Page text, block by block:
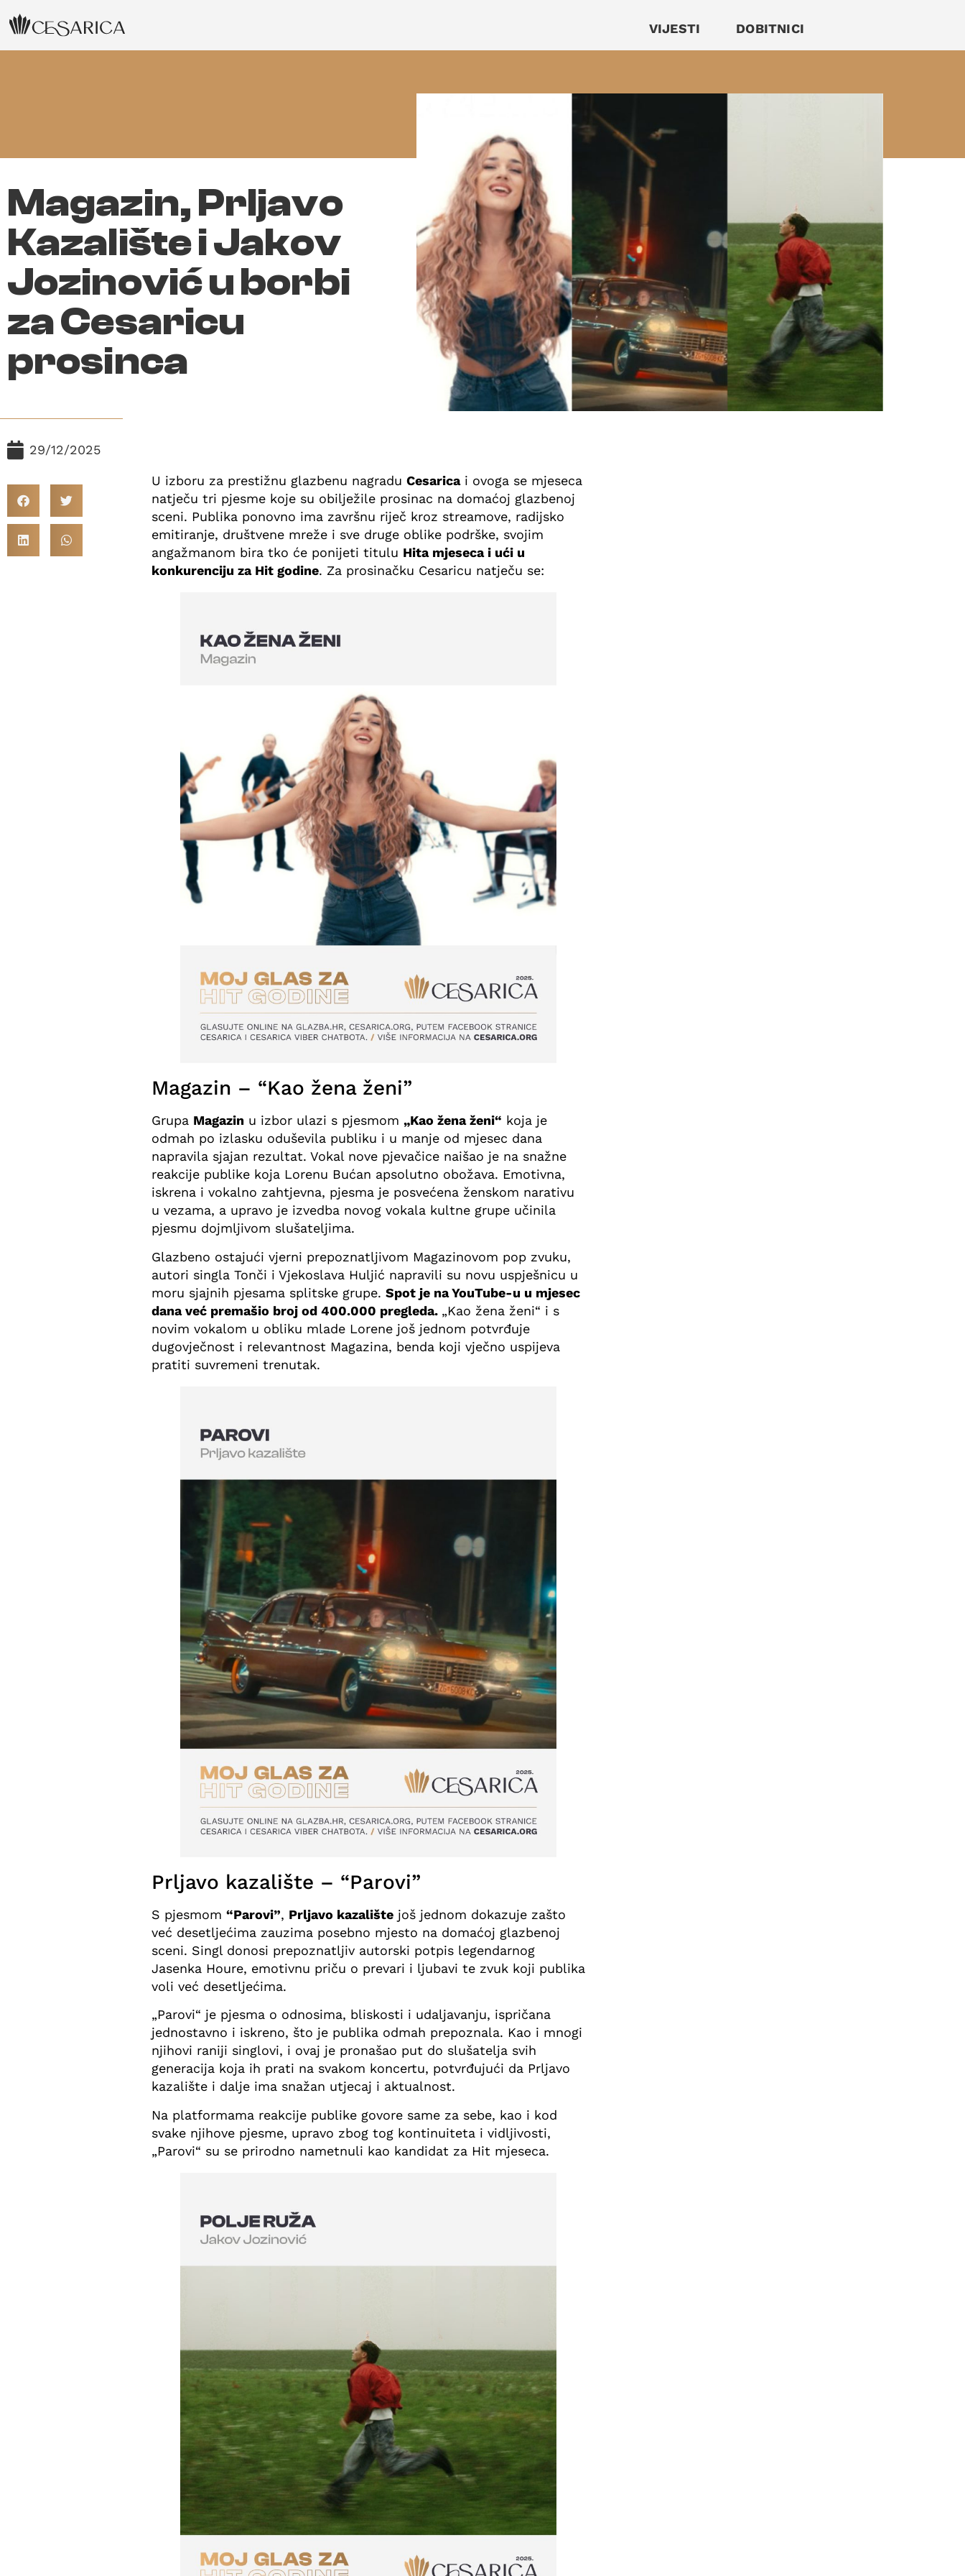
VIJESTI DOBITNICI
Magazin, Prljavo
Kazalište i Jakov
Jozinović u borbi
za Cesaricu
prosinca
29/12/2025
U izboru za prestižnu glazbenu nagradu Cesaricai ovoga se mjeseca
natječu tri pjesme koje su obilježile prosinac na domaćoj glazbenoj
sceni. Publika ponovno ima završnu riječ kroz streamove, radijsko
emitiranje, društvene mreže i sve druge oblike podrške, svojim
angažmanom bira tko će ponijeti titulu Hita mjeseca i ući u
konkurenciju za Hit godine. Za prosinačku Cesaricu natječu se:
Magazin – “Kao žena ženi”
Grupa Magazin u izbor ulazi s pjesmom „Kao žena ženi“ koja je
odmah po izlasku oduševila publiku i u manje od mjesec dana
napravila sjajan rezultat. Vokal nove pjevačice naišao je na snažne
reakcije publike koja Lorenu Bućan apsolutno obožava. Emotivna,
iskrena i vokalno zahtjevna, pjesma je posvećena ženskom narativu
u vezama, a upravo je izvedba novog vokala kultne grupe učinila
pjesmu dojmljivom slušateljima.
Glazbeno ostajući vjerni prepoznatljivom Magazinovom pop zvuku,
autori singla Tonči i Vjekoslava Huljić napravili su novu uspješnicu u
moru sjajnih pjesama splitske grupe. Spot je na YouTube-u u mjesec
dana već premašio broj od 400.000 pregleda. „Kao žena ženi“ i s
novim vokalom u obliku mlade Lorene još jednom potvrđuje
dugovječnost i relevantnost Magazina, benda koji vječno uspijeva
pratiti suvremeni trenutak.
Prljavo kazalište – “Parovi”
S pjesmom “Parovi”, Prljavo kazalište još jednom dokazuje zašto
već desetljećima zauzima posebno mjesto na domaćoj glazbenoj
sceni. Singl donosi prepoznatljiv autorski potpis legendarnog
Jasenka Houre, emotivnu priču o prevari i ljubavi te zvuk koji publika
voli već desetljećima.
„Parovi“ je pjesma o odnosima, bliskosti i udaljavanju, ispričana
jednostavno i iskreno, što je publika odmah prepoznala. Kao i mnogi
njihovi raniji singlovi, i ovaj je pronašao put do slušatelja svih
generacija koja ih prati na svakom koncertu, potvrđujući da Prljavo
kazalište i dalje ima snažan utjecaj i aktualnost.
Na platformama reakcije publike govore same za sebe, kao i kod
svake njihove pjesme, upravo zbog tog kontinuiteta i vidljivosti,
„Parovi“ su se prirodno nametnuli kao kandidat za Hit mjeseca.